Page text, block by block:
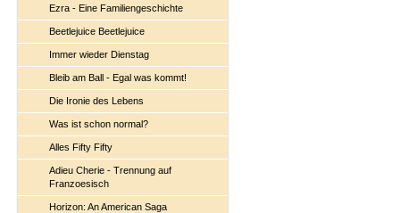
Ezra - Eine Familiengeschichte
Beetlejuice Beetlejuice
Immer wieder Dienstag
Bleib am Ball - Egal was kommt!
Die Ironie des Lebens
Was ist schon normal?
Alles Fifty Fifty
Adieu Cherie - Trennung auf
Franzoesisch
Horizon: An American Saga